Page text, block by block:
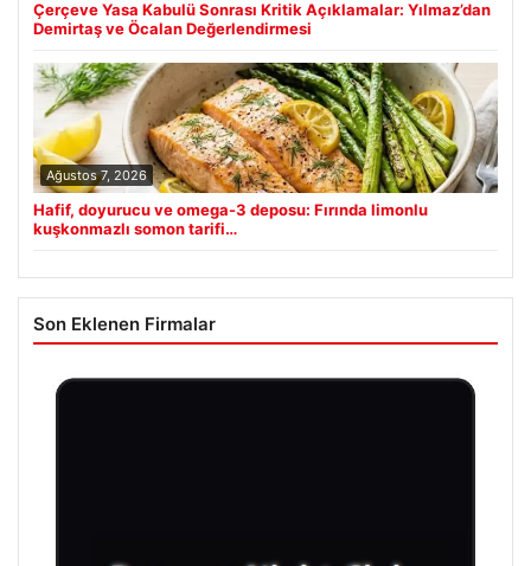
Çerçeve Yasa Kabulü Sonrası Kritik Açıklamalar: Yılmaz’dan
Demirtaş ve Öcalan Değerlendirmesi
Ağustos 7, 2026
Hafif, doyurucu ve omega-3 deposu: Fırında limonlu
kuşkonmazlı somon tarifi…
Son Eklenen Firmalar